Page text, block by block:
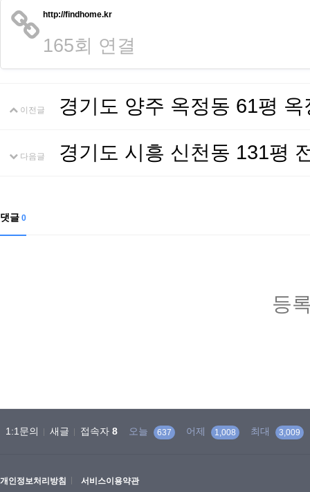
http://findhome.kr
165회 연결
이전글 경기도 양주 옥정동 61평
다음글 경기도 시흥 신천동 131평
댓글 0
등
1:1문의 새글 접속자 8 오늘 637 어제 1,008 최대 3,009
개인정보처리방침 서비스이용약관